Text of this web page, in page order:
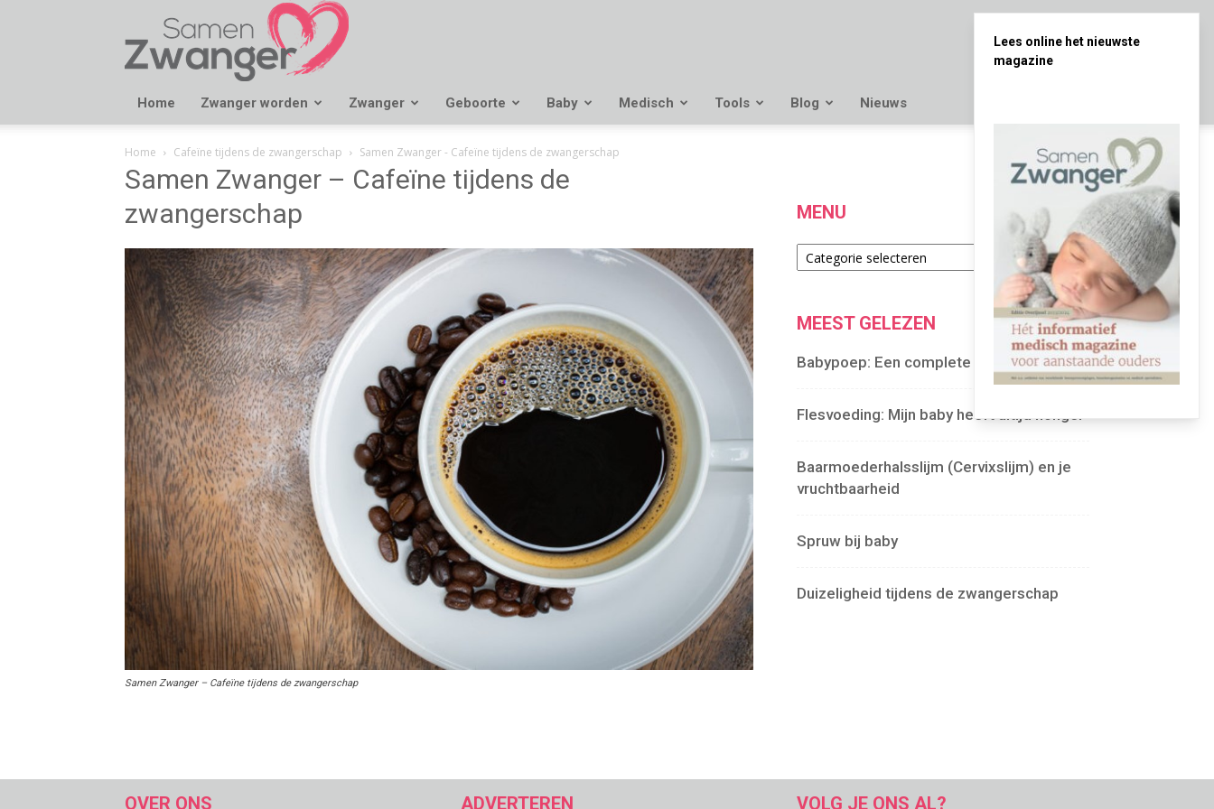
Samen
Zwanger
Home Zwanger worden Zwanger Geboorte Baby Medisch Tools Blog Nieuws
Home Cafeïne tijdens de zwangerschap Samen Zwanger - Cafeïne tijdens de zwangerschap
Samen Zwanger – Cafeïne tijdens de
zwangerschap
Samen Zwanger – Cafeïne tijdens de zwangerschap
MENU
Menu
MEEST GELEZEN
Babypoep: Een complete gids
Flesvoeding: Mijn baby heeft altijd honger
Baarmoederhalsslijm (Cervixslijm) en je
vruchtbaarheid
Spruw bij baby
Duizeligheid tijdens de zwangerschap
OVER ONS ADVERTEREN VOLG JE ONS AL?
Lees online het nieuwste
magazine